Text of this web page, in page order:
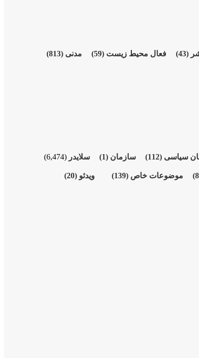
(43) فعال محیط زیست (59) مدنی (813)
سیاسی (112) سازمان (1) سلایدر (6,474)
موضوعات خاص (139) ویدئو (20)